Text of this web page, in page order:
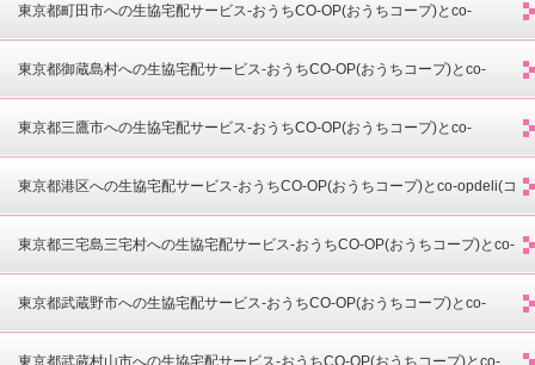
opdeli(コープデリ)-
東京都町田市への生協宅配サービス-おうちCO-OP(おうちコープ)とco-
opdeli(コープデリ)-
東京都御蔵島村への生協宅配サービス-おうちCO-OP(おうちコープ)とco-
opdeli(コープデリ)-
東京都三鷹市への生協宅配サービス-おうちCO-OP(おうちコープ)とco-
opdeli(コープデリ)-
東京都港区への生協宅配サービス-おうちCO-OP(おうちコープ)とco-opdeli(コ
ープデリ)-
東京都三宅島三宅村への生協宅配サービス-おうちCO-OP(おうちコープ)とco-
opdeli(コープデリ)-
東京都武蔵野市への生協宅配サービス-おうちCO-OP(おうちコープ)とco-
opdeli(コープデリ)-